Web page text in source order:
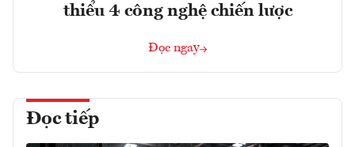
thiểu 4 công nghệ chiến lược
Đọc ngay
Đọc tiếp